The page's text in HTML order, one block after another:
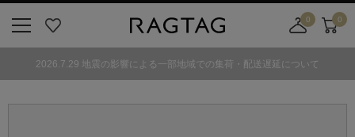
気
0
舗
0
2026.7.29 地震の影響による一部地域での集荷・配送遅延について